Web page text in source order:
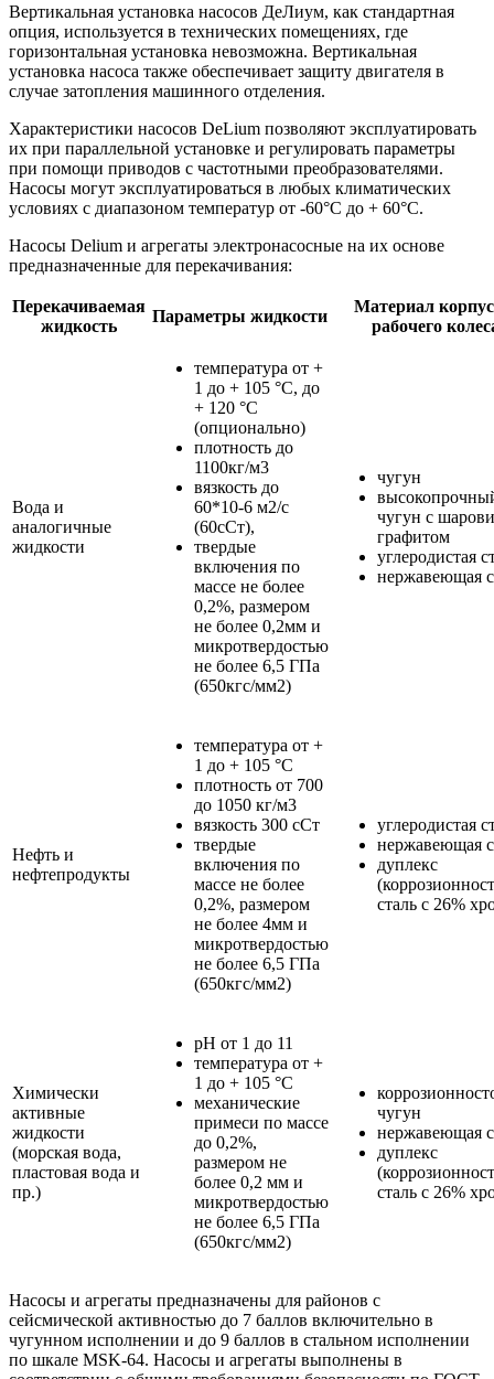
Вертикальная установка насосов ДеЛиум, как стандартная
опция, используется в технических помещениях, где
горизонтальная установка невозможна. Вертикальная
установка насоса также обеспечивает защиту двигателя в
случае затопления машинного отделения.
Характеристики насосов DeLium позволяют эксплуатировать
их при параллельной установке и регулировать параметры
при помощи приводов с частотными преобразователями.
Насосы могут эксплуатироваться в любых климатических
условиях с диапазоном температур от -60°С до + 60°С.
Насосы Delium и агрегаты электронасосные на их основе
предназначенные для перекачивания:
Перекачиваемая
жидкость
Параметры жидкости
Материал
рабочего
Вода и
аналогичные
жидкости
температура от +
1 до + 105 °С, до
+ 120 °С
(опционально)
плотность до
1100кг/м3
вязкость до
60*10-6 м2/с
(60сСт),
твердые
включения по
массе не более
0,2%, размером
не более 0,2мм и
микротвердостью
не более 6,5 ГПа
(650кгс/мм2)
чугун
чугун с
графитом
углеродистая
нержавеющая
Нефть и
нефтепродукты
температура от +
1 до + 105 °С
плотность от 700
до 1050 кг/м3
вязкость 300 сСт
твердые
включения по
массе не более
0,2%, размером
не более 4мм и
микротвердостью
не более 6,5 ГПа
(650кгс/мм2)
углеродистая
нержавеющая
дуплекс
сталь с 26%
Химически
активные
жидкости
(морская вода,
пластовая вода и
пр.)
pH от 1 до 11
температура от +
1 до + 105 °С
механические
примеси по массе
до 0,2%,
размером не
более 0,2 мм и
микротвердостью
не более 6,5 ГПа
(650кгс/мм2)
чугун
нержавеющая
дуплекс
сталь с 26%
Насосы и агрегаты предназначены для районов с
сейсмической активностью до 7 баллов включительно в
чугунном исполнении и до 9 баллов в стальном исполнении
по шкале MSK-64. Насосы и агрегаты выполнены в